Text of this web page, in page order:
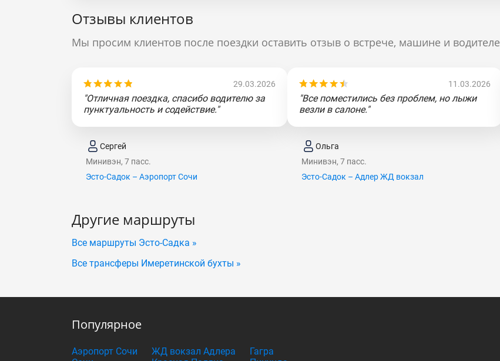
Отзывы клиентов
Мы просим клиентов после поездки оставить отзыв о встрече, машине и водителе
29.03.2026
"Отличная поездка, спасибо водителю за
пунктуальность и содействие."
Сергей
Минивэн, 7 пасс.
Эсто-Садок – Аэропорт Сочи
11.03.2026
"Все поместились без проблем, но лыжи
везли в салоне."
Ольга
Минивэн, 7 пасс.
Эсто-Садок – Адлер ЖД вокзал
Другие маршруты
Все маршруты Эсто-Садка »
Все трансферы Имеретинской бухты »
Популярное
Аэропорт Сочи
ЖД вокзал Адлера
Гагра